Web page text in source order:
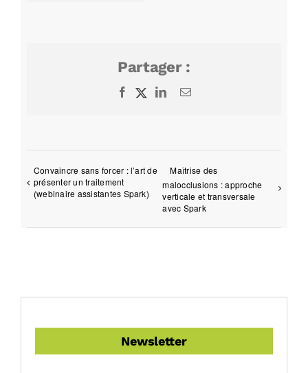
Partager :
Facebook
X LinkedInEmail
Convaincre sans forcer : l’art de
présenter un traitement
(webinaire assistantes Spark)
Maîtrise des
malocclusions : approche
verticale et transversale
avec Spark
Newsletter